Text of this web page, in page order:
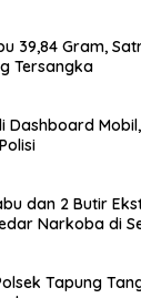
39,84 Gram,
Tersangka
Dashboard
dan 2 Butir
Narkoba di
Tapung